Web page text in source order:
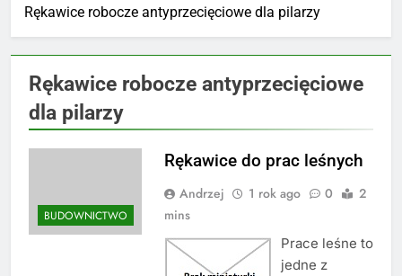
Rękawice robocze antyprzecięciowe dla pilarzy
Rękawice robocze antyprzecięciowe
dla pilarzy
BUDOWNICTWO
Rękawice do prac leśnych
Andrzej 1 rok ago 0
2
mins
Prace leśne to
jedne z